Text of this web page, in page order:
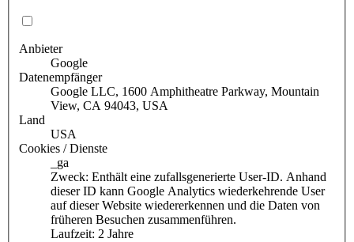
Anbieter
Google
Datenempfänger
Google LLC, 1600 Amphitheatre Parkway, Mountain
View, CA 94043, USA
Land
USA
Cookies / Dienste
_ga
Zweck: Enthält eine zufallsgenerierte User-ID. Anhand
dieser ID kann Google Analytics wiederkehrende User
auf dieser Website wiedererkennen und die Daten von
früheren Besuchen zusammenführen.
Laufzeit: 2 Jahre